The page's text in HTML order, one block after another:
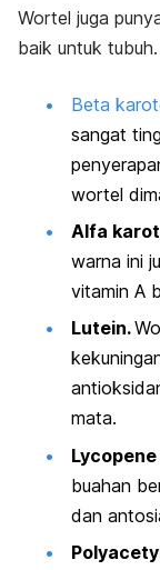
Wortel juga
baik untuk
Beta
sangat
wortel
Alfa
warna ini
vitamin A
Lutein.
mata.
buahan
dan